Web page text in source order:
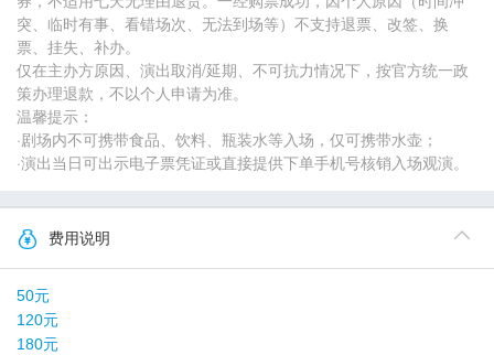
突、临时有事、看错场次、无法到场等）不支持退票、改签、换
票、挂失、补办。
仅在主办方原因、演出取消/延期、不可抗力情况下，按官方统一政
策办理退款，不以个人申请为准。
温馨提示：
·剧场内不可携带食品、饮料、瓶装水等入场，仅可携带水壶；
·演出当日可出示电子票凭证或直接提供下单手机号核销入场观演。
费用说明
50元
120元
180元